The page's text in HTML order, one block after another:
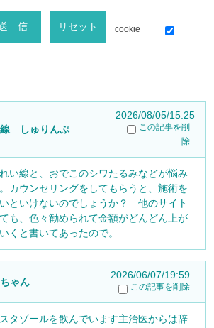
cookie
しゅりんぷ
2026/08/05/15:25
この記事を削
除
い線と、おでこのシワたるみなどが悩み
カウンセリングをしてもらうと、施術を
といけないのでしょうか？ 他のサイト
も、色々勧められて金額がどんどん上が
くと書いてあったので。
ゃん
2026/06/07/19:59
この記事を削除
タゾールを飲んでいます主治医からは辞